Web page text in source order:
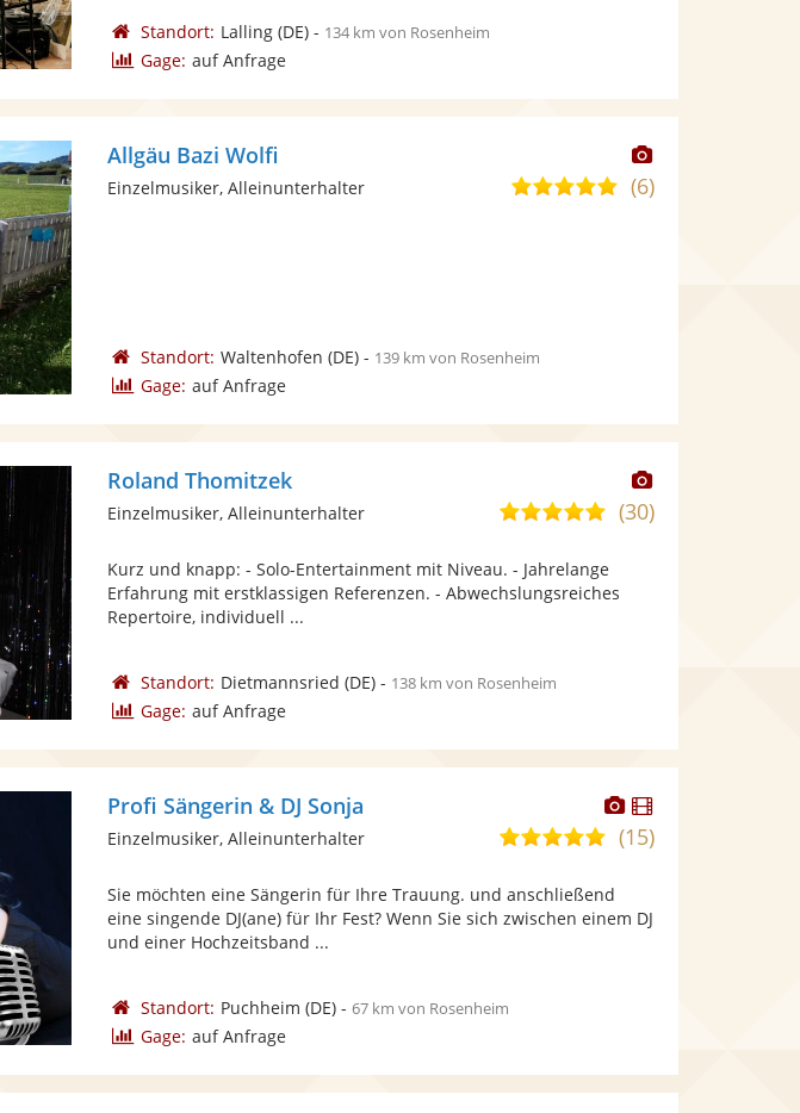
Standort: Lalling(DE)- 134 km von Rosenheim
Gage: auf Anfrage
Dieser
Künstler
Allgäu Bazi Wolfi
5,0(6)
Einzelmusiker, Alleinunterhalter
Standort: Waltenhofen (DE)- 139 km von Rosenheim
Gage: auf Anfrage
Dieser
Künstler
Roland Thomitzek
5,0
5
Sternen
(30)
Einzelmusiker, Alleinunterhalter
Kurz und knapp: - Solo-Entertainment mit Niveau. - Jahrelange
Erfahrung mit erstklassigen Referenzen. - Abwechslungsreiches
Repertoire, individuell ...
Standort: Dietmannsried (DE)- 138 km von Rosenheim
Gage: auf Anfrage
Dieser
Künstler
stellt
bereit.
Dieser
Künstler
Profi Sängerin & DJ Sonja
5,0
5
Sternen
(15)
Einzelmusiker, Alleinunterhalter
Sie möchten eine Sängerin für Ihre Trauung. und anschließend
eine singende DJ(ane) für Ihr Fest? Wenn Sie sich zwischen einem DJ
und einer Hochzeitsband ...
Standort: Puchheim (DE)- 67 km von Rosenheim
Gage: auf Anfrage